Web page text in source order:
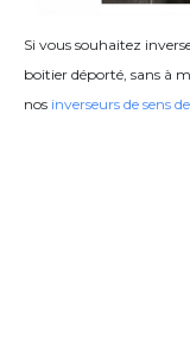
Si vous souhaitez
boitier déporté, sans à
nos inverseurs de sens